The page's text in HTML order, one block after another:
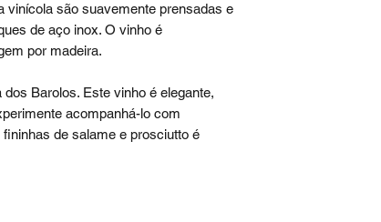
vinícola são suavemente prensadas e
de aço inox. O vinho é
por madeira.
Barolos. Este vinho é elegante,
acompanhá-lo com
de salame e prosciutto é